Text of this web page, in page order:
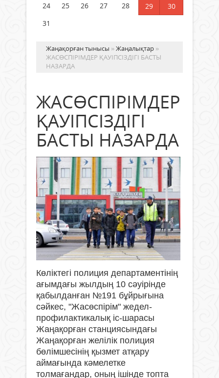
24
25 26 27 28 29
30
31
Жаңақорған тынысы »Жаңалықтар »
ЖАСӨСПІРІМДЕР ҚАУІПСІЗДІГІ БАСТЫ
НАЗАРДА
ЖАСӨСПІРІМДЕР
ҚАУІПСІЗДІГІ
БАСТЫ НАЗАРДА
Көліктегі полиция департаментінің
ағымдағы жылдың 10 сәуірінде
қабылданған №191 бұйрығына
сәйкес, "Жасөспірім" жедел-
профилактикалық іс-шарасы
Жаңақорған станциясындағы
Жаңақорған желілік полиция
бөлімшесінің қызмет атқару
аймағында кәмелетке
толмағандар, оның ішінде топта